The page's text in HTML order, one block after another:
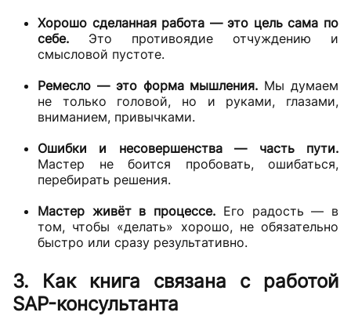
Хорошо сделанная работа — это цель сама по
себе. Это противоядие отчуждению и
смысловой пустоте.
Ремесло — это форма мышления. Мы думаем
не только головой, но и руками, глазами,
вниманием, привычками.
Ошибки и несовершенства — часть пути.
Мастер не боится пробовать, ошибаться,
перебирать решения.
Мастер живёт в процессе. Его радость — в
том, чтобы «делать» хорошо, не обязательно
быстро или сразу результативно.
3. Как книга связана с работой
SAP-консультанта